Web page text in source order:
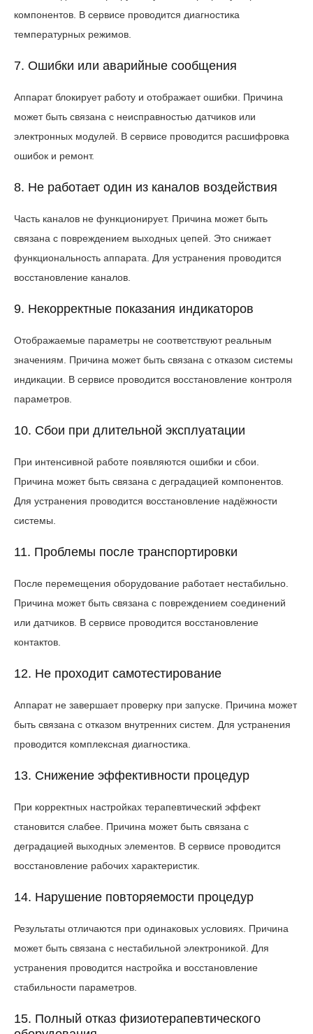
компонентов. В сервисе проводится диагностика
температурных режимов.
7. Ошибки или аварийные сообщения
Аппарат блокирует работу и отображает ошибки. Причина
может быть связана с неисправностью датчиков или
электронных модулей. В сервисе проводится расшифровка
ошибок и ремонт.
8. Не работает один из каналов воздействия
Часть каналов не функционирует. Причина может быть
связана с повреждением выходных цепей. Это снижает
функциональность аппарата. Для устранения проводится
восстановление каналов.
9. Некорректные показания индикаторов
Отображаемые параметры не соответствуют реальным
значениям. Причина может быть связана с отказом системы
индикации. В сервисе проводится восстановление контроля
параметров.
10. Сбои при длительной эксплуатации
При интенсивной работе появляются ошибки и сбои.
Причина может быть связана с деградацией компонентов.
Для устранения проводится восстановление надёжности
системы.
11. Проблемы после транспортировки
После перемещения оборудование работает нестабильно.
Причина может быть связана с повреждением соединений
или датчиков. В сервисе проводится восстановление
контактов.
12. Не проходит самотестирование
Аппарат не завершает проверку при запуске. Причина может
быть связана с отказом внутренних систем. Для устранения
проводится комплексная диагностика.
13. Снижение эффективности процедур
При корректных настройках терапевтический эффект
становится слабее. Причина может быть связана с
деградацией выходных элементов. В сервисе проводится
восстановление рабочих характеристик.
14. Нарушение повторяемости процедур
Результаты отличаются при одинаковых условиях. Причина
может быть связана с нестабильной электроникой. Для
устранения проводится настройка и восстановление
стабильности параметров.
15. Полный отказ физиотерапевтического